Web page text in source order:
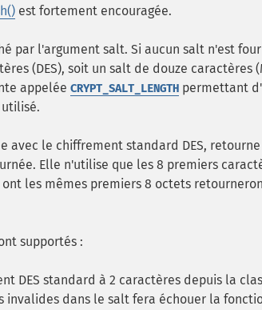
est fortement encouragée.
par l'argument salt. Si aucun salt n'est
(DES), soit un salt de douze caractères
appelée CRYPT_SALT_LENGTH permettant
avec le chiffrement standard DES,
Elle n'utilise que les 8 premiers
ont les mêmes premiers 8 octets
supportés :
DES standard à 2 caractères depuis la
invalides dans le salt fera échouer la